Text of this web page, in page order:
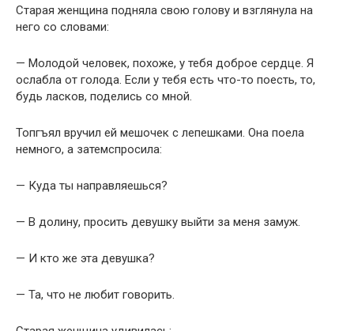
Старая женщина подняла свою голову и взглянула на
него со словами:
— Молодой человек, похоже, у тебя доброе сердце. Я
ослабла от голода. Если у тебя есть что-то поесть, то,
будь ласков, поделись со мной.
Топгъял вручил ей мешочек с лепешками. Она поела
немного, а затемспросила:
— Куда ты направляешься?
— В долину, просить девушку выйти за меня замуж.
— И кто же эта девушка?
— Та, что не любит говорить.